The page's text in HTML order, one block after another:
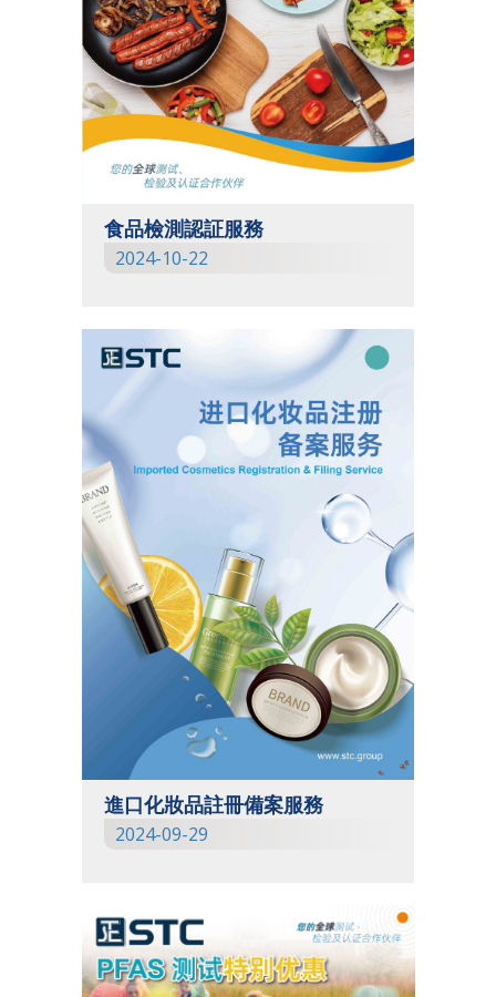
食品檢測認証服務
2024-10-22
進口化妝品註冊備案服務
2024-09-29